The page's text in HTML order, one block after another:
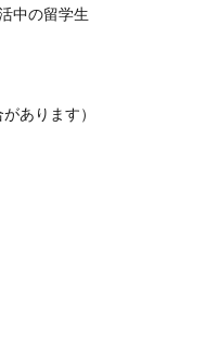
中の留学生
あります）